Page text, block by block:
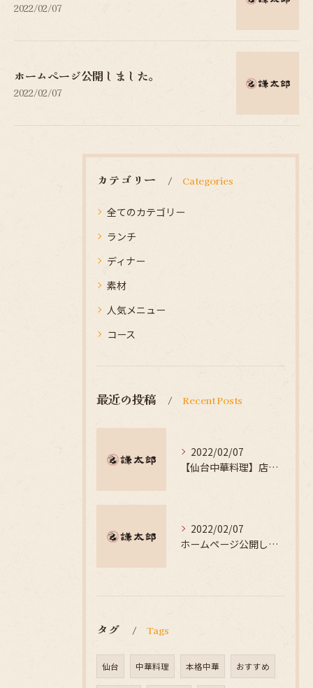
2022/02/07
ホームページ公開しました。
2022/02/07
カテゴリー Categories
全てのカテゴリー
ランチ
ディナー
素材
人気メニュー
コース
最近の投稿 Recent Posts
2022/02/07
【仙台中華料理】店舗紹介｜中華 謙太郎
2022/02/07
ホームページ公開しました。
タグ Tags
仙台 中華料理 本格中華 おすすめ